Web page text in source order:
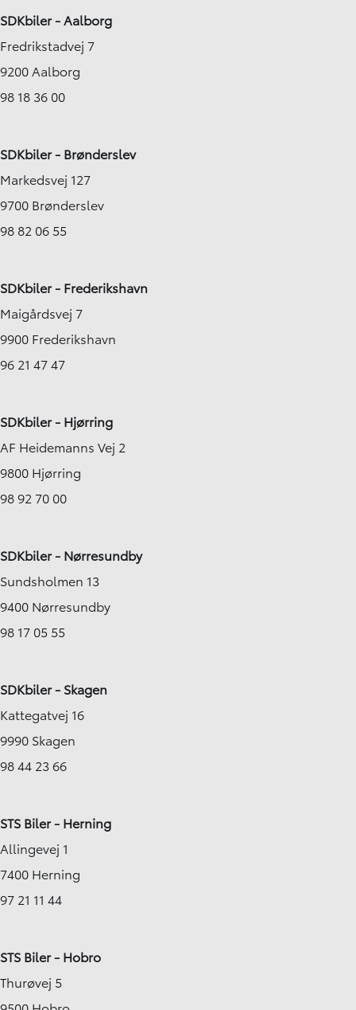
SDKbiler - Aalborg
Fredrikstadvej 7
9200 Aalborg
98 18 36 00
SDKbiler - Brønderslev
Markedsvej 127
9700 Brønderslev
98 82 06 55
SDKbiler - Frederikshavn
Maigårdsvej 7
9900 Frederikshavn
96 21 47 47
SDKbiler - Hjørring
AF Heidemanns Vej 2
9800 Hjørring
98 92 70 00
SDKbiler - Nørresundby
Sundsholmen 13
9400 Nørresundby
98 17 05 55
SDKbiler - Skagen
Kattegatvej 16
9990 Skagen
98 44 23 66
STS Biler - Herning
Allingevej 1
7400 Herning
97 21 11 44
STS Biler - Hobro
Thurøvej 5